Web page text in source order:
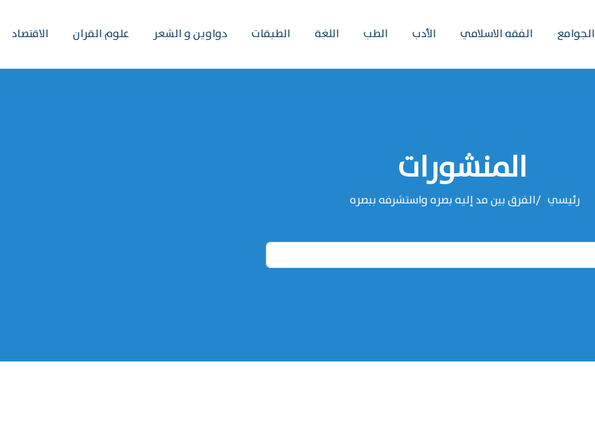
الجوامع الفقه الاسلامي الأدب الطب اللغة الطبقات دواوين و الشعر علوم القران الاقتصاد
المنشورات
رئيسي الفرق بين مد إليه بصره واستشرفه ببصره